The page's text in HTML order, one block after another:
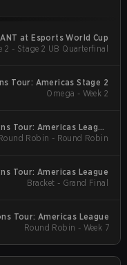
at Esports World Cup
2 - Stage 2 UB Quarterfinal
Tour: Americas Stage 2
Omega - Week 2
Tour: Americas League
- Stage 1
Robin - Round Robin
Tour: Americas League
Bracket - Grand Final
Tour: Americas League
Round Robin - Week 7